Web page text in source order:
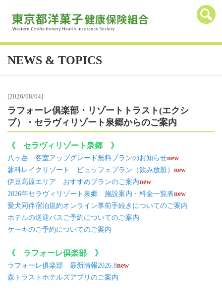
NEWS & TOPICS
[2026/08/04]
ラフォーレ俱楽部・リゾートトラスト(エクシ
ブ）・セラヴィリゾート泉郷からのご案内
《 セラヴィリゾート泉郷 》
八ヶ岳 客室アップグレード無料プランのお知らせnew
蓼科レイクリゾート ビュッフェプラン（飲み放題） new
伊豆高原エリア おすすめプランのご案内new
2026年セラヴィリゾート泉郷 施設案内・料金一覧表new
愛犬同伴宿泊規約オンライン事前手続きについてのご案内
ホテルの送迎バスご予約についてのご案内
ケーキのご予約についてのご案内
《 ラフォーレ俱楽部 》
ラフォーレ俱楽部 最新情報2026.8new
森トラストホテルズアプリのご案内